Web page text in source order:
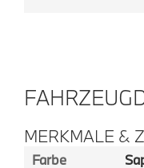
MERKMALE &
Farbe